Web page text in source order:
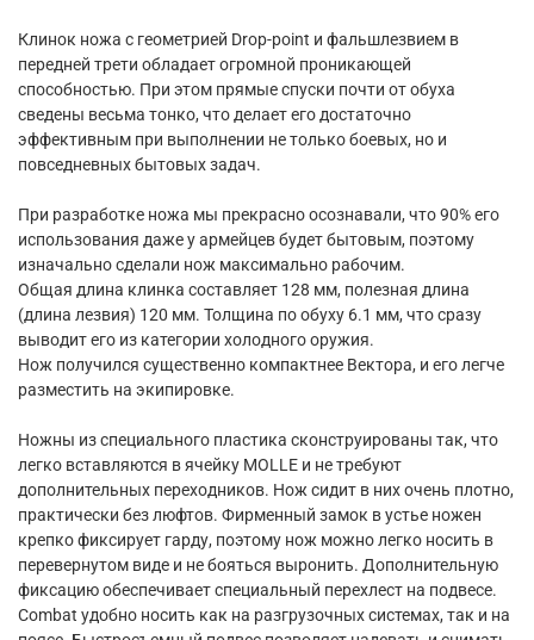
Клинок ножа с геометрией Drop-point и фальшлезвием в
передней трети обладает огромной проникающей
способностью. При этом прямые спуски почти от обуха
сведены весьма тонко, что делает его достаточно
эффективным при выполнении не только боевых, но и
повседневных бытовых задач.
При разработке ножа мы прекрасно осознавали, что 90% его
использования даже у армейцев будет бытовым, поэтому
изначально сделали нож максимально рабочим.
Общая длина клинка составляет 128 мм, полезная длина
(длина лезвия) 120 мм. Толщина по обуху 6.1 мм, что сразу
выводит его из категории холодного оружия.
Нож получился существенно компактнее Вектора, и его легче
разместить на экипировке.
Ножны из специального пластика сконструированы так, что
легко вставляются в ячейку MOLLE и не требуют
дополнительных переходников. Нож сидит в них очень плотно,
практически без люфтов. Фирменный замок в устье ножен
крепко фиксирует гарду, поэтому нож можно легко носить в
перевернутом виде и не бояться выронить. Дополнительную
фиксацию обеспечивает специальный перехлест на подвесе.
Combat удобно носить как на разгрузочных системах, так и на